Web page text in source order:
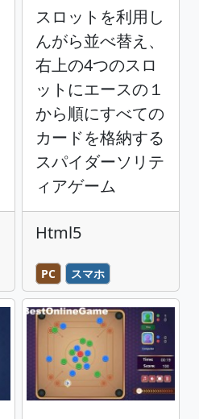
スロットを利用し
んがら並べ替え、
右上の4つのスロ
ットにエースの１
から順にすべての
カードを格納する
スパイダーソリテ
ィアゲーム
Html5
PC スマホ